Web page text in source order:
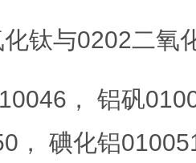
化钛与0202二
， 铝矾
， 碘化铝